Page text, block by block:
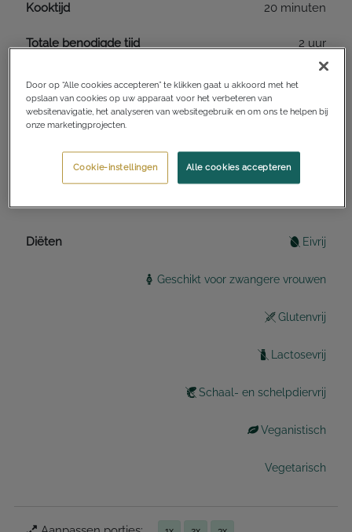
Kooktijd 20 minuten
Totale benodigde tijd 2 uur
Keukens Amerikaans
Diëten Eivrij
Geschikt voor zwangere vrouwen
Glutenvrij
Lactosevrij
Schaal- en schelpdiervrij
Veganistisch
Vegetarisch
Door op “Alle cookies accepteren” te klikken gaat u akkoord met het
opslaan van cookies op uw apparaat voor het verbeteren van
websitenavigatie, het analyseren van websitegebruik en om ons te helpen bij
onze marketingprojecten.
Alle cookies accepteren
Cookie-instellingen